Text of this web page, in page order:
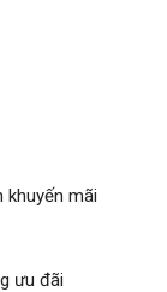
khuyến mãi
ưu đãi